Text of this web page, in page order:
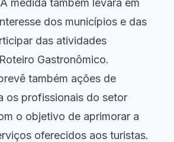
medida também levará em
dos municípios e das
das atividades
Gastronômico.
também ações de
os profissionais do setor
o objetivo de aprimorar a
oferecidos aos turistas.